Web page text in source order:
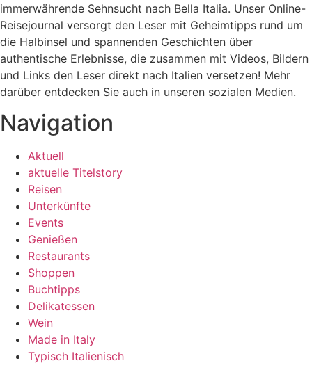
immerwährende Sehnsucht nach Bella Italia. Unser Online-
Reisejournal versorgt den Leser mit Geheimtipps rund um
die Halbinsel und spannenden Geschichten über
authentische Erlebnisse, die zusammen mit Videos, Bildern
und Links den Leser direkt nach Italien versetzen! Mehr
darüber entdecken Sie auch in unseren sozialen Medien.
Navigation
Aktuell
aktuelle Titelstory
Reisen
Unterkünfte
Events
Genießen
Restaurants
Shoppen
Buchtipps
Delikatessen
Wein
Made in Italy
Typisch Italienisch